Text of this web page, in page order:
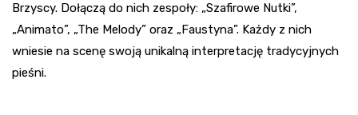
Brzyscy. Dołączą do nich zespoły: „Szafirowe Nutki”,
„Animato”, „The Melody” oraz „Faustyna”. Każdy z nich
wniesie na scenę swoją unikalną interpretację tradycyjnych
pieśni.